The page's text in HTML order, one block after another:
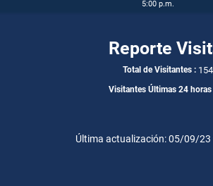
5:00 p.m.
Reporte
Total de Visitantes :
Visitantes Últimas 24 horas
Última actualización: 05/09/23